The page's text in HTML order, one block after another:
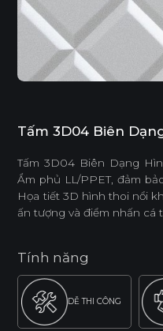
Tấm 3D04 Biên
Tấm 3D04 Biên Dạng
Ẩm phủ LL/PPET, đảm
Họa tiết 3D hình thoi nổi
ấn tượng và điểm nhấn cá
Tính năng
DỄ THI CÔNG